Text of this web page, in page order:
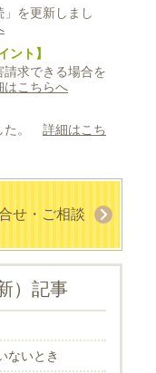
」を更新しまし
ント】
請求できる場合を
はこちらへ
た。 詳細はこち
せ・ご相談
）記事
ないとき